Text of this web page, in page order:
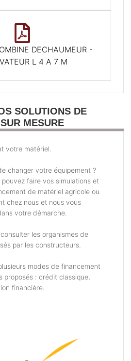
DECHAUMEUR -
L 4 A 7 M
SOLUTIONS DE
MESURE
votre matériel.
changer votre équipement ?
pouvez faire vos simulations et
de matériel agricole ou
chez nous et nous vous
votre démarche.
les organismes de
par les constructeurs.
modes de financement
proposés : crédit classique,
financière.